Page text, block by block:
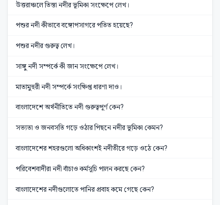
উত্তরাঞ্চলে তিস্তা নদীর ভূমিকা সংক্ষেপে লেখ।
পশুর নদী কীভাবে বঙ্গোপসাগরে পতিত হয়েছে?
পশুর নদীর গুরুত্ব লেখ।
সাঙ্গু নদী সম্পর্কে কী জান সংক্ষেপে লেখ।
মাতামুহুরী নদী সম্পর্কে সংক্ষিপ্ত ধারণা দাও।
বাংলাদেশে অর্থনীতিতে নদী গুরুত্বপূর্ণ কেন?
সভ্যতা ও জনবসতি গড়ে ওঠার পিছনে নদীর ভূমিকা কেমন?
বাংলাদেশের শহরগুলো অধিকাংশই নদীতীরে গড়ে ওঠে কেন?
পরিবেশবাদীরা নদী বাঁচাও কর্মসূচি পালন করছে কেন?
বাংলাদেশের নদীগুলোতে পানির প্রবাহ কমে গেছে কেন?